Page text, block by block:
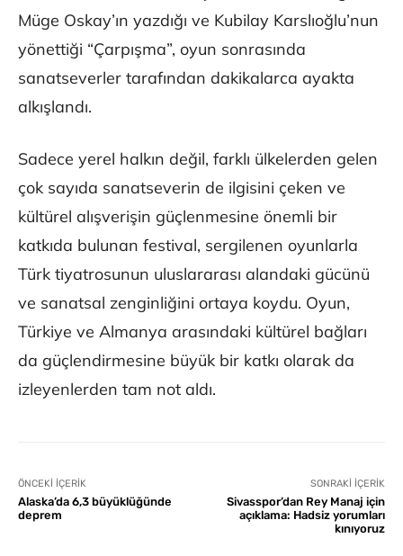
Müge Oskay’ın yazdığı ve Kubilay Karslıoğlu’nun
yönettiği “Çarpışma”, oyun sonrasında
sanatseverler tarafından dakikalarca ayakta
alkışlandı.
Sadece yerel halkın değil, farklı ülkelerden gelen
çok sayıda sanatseverin de ilgisini çeken ve
kültürel alışverişin güçlenmesine önemli bir
katkıda bulunan festival, sergilenen oyunlarla
Türk tiyatrosunun uluslararası alandaki gücünü
ve sanatsal zenginliğini ortaya koydu. Oyun,
Türkiye ve Almanya arasındaki kültürel bağları
da güçlendirmesine büyük bir katkı olarak da
izleyenlerden tam not aldı.
ÖNCEKI İÇERIK
Alaska’da 6,3 büyüklüğünde
deprem
SONRAKI İÇERIK
Sivasspor’dan Rey Manaj için
açıklama: Hadsiz yorumları
kınıyoruz